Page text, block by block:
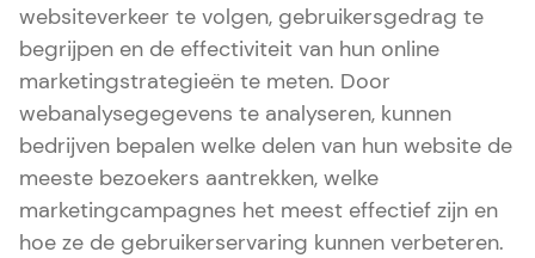
websiteverkeer te volgen, gebruikersgedrag te
begrijpen en de effectiviteit van hun online
marketingstrategieën te meten. Door
webanalysegegevens te analyseren, kunnen
bedrijven bepalen welke delen van hun website de
meeste bezoekers aantrekken, welke
marketingcampagnes het meest effectief zijn en
hoe ze de gebruikerservaring kunnen verbeteren.